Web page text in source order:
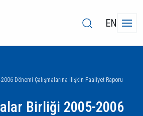
EN
Dönemi Çalışmalarına İlişkin Faaliyet Raporu
Birliği 2005-2006